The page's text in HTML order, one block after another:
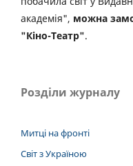
академія", можна
"Кіно-Театр".
Розділи журналу
Митці на фронті
Світ з Україною